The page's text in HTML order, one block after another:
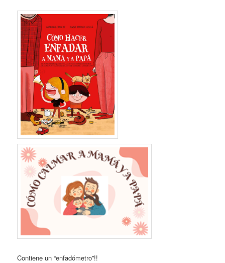
Contiene un “enfadómetro”!!